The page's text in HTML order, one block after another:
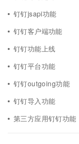
钉钉jsapi功能
钉钉客户端功能
钉钉功能上线
钉钉平台功能
钉钉outgoing功能
钉钉导入功能
第三方应用钉钉功能